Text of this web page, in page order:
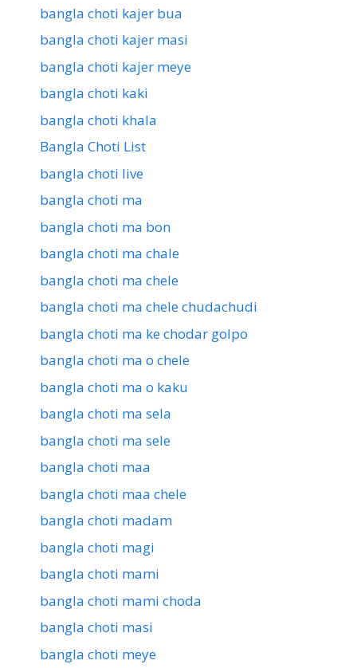
bangla choti kajer bua
bangla choti kajer masi
bangla choti kajer meye
bangla choti kaki
bangla choti khala
Bangla Choti List
bangla choti live
bangla choti ma
bangla choti ma bon
bangla choti ma chale
bangla choti ma chele
bangla choti ma chele chudachudi
bangla choti ma ke chodar golpo
bangla choti ma o chele
bangla choti ma o kaku
bangla choti ma sela
bangla choti ma sele
bangla choti maa
bangla choti maa chele
bangla choti madam
bangla choti magi
bangla choti mami
bangla choti mami choda
bangla choti masi
bangla choti meye